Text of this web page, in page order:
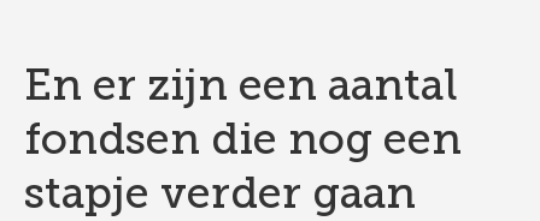
En er zijn een aantal
fondsen die nog een
stapje verder gaan